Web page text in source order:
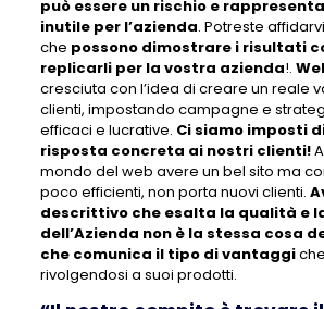
può essere un rischio e
inutile per l’azienda. Potreste
che possono dimostrare i risultati
replicarli per la vostra azienda!.
cresciuta con l’idea di creare un reale
clienti, impostando campagne e
efficaci e lucrative. Ci siamo imposti
risposta concreta ai nostri clienti!
mondo del web avere un bel sito ma
poco efficienti, non porta nuovi clienti.
descrittivo che esalta la qualità e
dell’Azienda non è la stessa cosa
che comunica il tipo di vantaggi
rivolgendosi a suoi prodotti.